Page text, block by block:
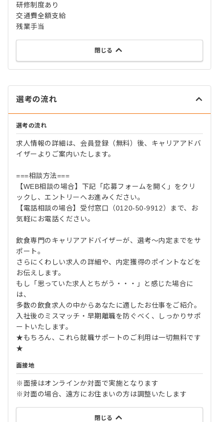
研修制度あり
交通費全額支給
残業手当
閉じる
選考の流れ
選考の流れ
求人情報の詳細は、会員登録（無料）後、キャリアアドバ
イザーよりご案内いたします。
===相談方法===
【WEB相談の場合】下記「応募フォームを開く」をクリ
ックし、エントリーへお進みください。
【電話相談の場合】受付窓口（0120-50-9912）まで、お
気軽にお電話ください。
飲食専門のキャリアアドバイザーが、選考～内定までをサ
ポート。
さらにくわしい求人の詳細や、内定獲得のポイントなどを
お伝えします。
もし「思っていた求人とちがう・・・」と感じた場合に
は、
多数の飲食求人の中からあなたに適したお仕事をご紹介。
入社後のミスマッチ・早期離職を防ぐべく、しっかりサポ
ートいたします。
★もちろん、これら就職サポートのご利用は一切無料です
★
面接地
※面接はオンラインか対面で実施となります
※対面の場合、遠方にお住まいの方は調整いたします
閉じる